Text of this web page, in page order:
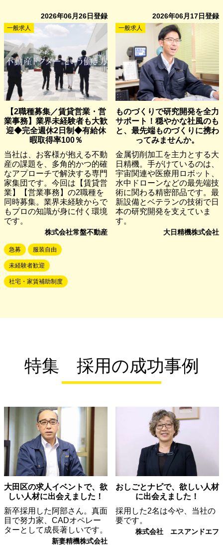
2026年06月26日登録
一般求人
【2職種募集／賃貸営業・営
業事務】業界未経験者も大歓
迎◆完全週休2日制◆有給休
暇取得率100％
当社は、お客様が抱える不動
産の課題を、多角的かつ的確
なアプローチで解決する専門
家集団です。今回は【賃貸営
業】【営業事務】の2職種を
同時募集。業界未経験からで
もプロの知識が身に付く環境
です。
株式会社常盤不動産
急募 服装自由
未経験者歓迎
社宅・家賃補助制度
2026年06月17日登録
一般求人
ものづくりで研究開発を全力
サポート！穏やかな社風のも
と、最先端ものづくりに携わ
ってみませんか。
金属切削加工を主力とする大
日精機。手がけているのは、
宇宙関連や医療用ロボット、
水中ドローンなどの最先端技
術に関わる精密部品です。最
新設備とベテランの技術で日
本の研究開発を支えていま
す。
大日精機株式会社
特集 採用の成功事例
大田区の求人イベントで、欲
しい人材に出会えました！
新卒採用した阿部さん。真面
目で努力家、CADオペレー
ターとして成長著しいです。
新妻精機株式会社
おしごとナビで、欲しい人材
に出会えました！
採用した2名は今や、当社の
要です。
株式会社 エスアンドエフ